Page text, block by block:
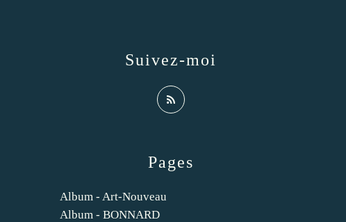
Pages
Album - Art-Nouveau
Album - BONNARD
Suivez-moi